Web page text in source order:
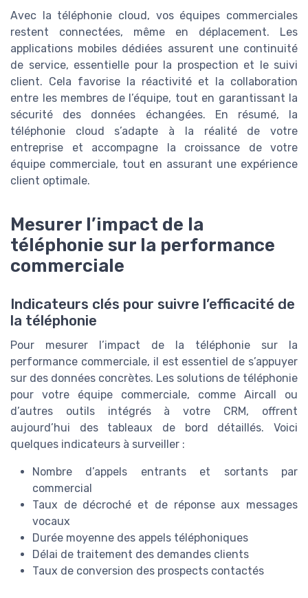
Avec la téléphonie cloud, vos équipes commerciales
restent connectées, même en déplacement. Les
applications mobiles dédiées assurent une continuité
de service, essentielle pour la prospection et le suivi
client. Cela favorise la réactivité et la collaboration
entre les membres de l’équipe, tout en garantissant la
sécurité des données échangées. En résumé, la
téléphonie cloud s’adapte à la réalité de votre
entreprise et accompagne la croissance de votre
équipe commerciale, tout en assurant une expérience
client optimale.
Mesurer l’impact de la
téléphonie sur la performance
commerciale
Indicateurs clés pour suivre l’efficacité de
la téléphonie
Pour mesurer l’impact de la téléphonie sur la
performance commerciale, il est essentiel de s’appuyer
sur des données concrètes. Les solutions de téléphonie
pour votre équipe commerciale, comme Aircall ou
d’autres outils intégrés à votre CRM, offrent
aujourd’hui des tableaux de bord détaillés. Voici
quelques indicateurs à surveiller :
Nombre d’appels entrants et sortants par
commercial
Taux de décroché et de réponse aux messages
vocaux
Durée moyenne des appels téléphoniques
Délai de traitement des demandes clients
Taux de conversion des prospects contactés